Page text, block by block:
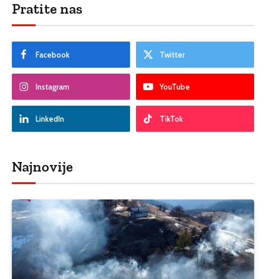
Pratite nas
Facebook Twitter
Instagram YouTube
LinkedIn TikTok
Najnovije